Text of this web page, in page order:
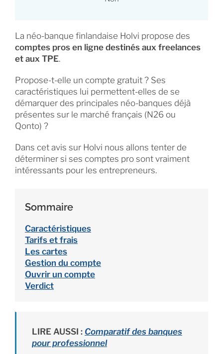
La néo-banque finlandaise Holvi propose des
comptes pros en ligne destinés aux freelances
et aux TPE.
Propose-t-elle un compte gratuit ? Ses
caractéristiques lui permettent-elles de se
démarquer des principales néo-banques déjà
présentes sur le marché français (N26 ou
Qonto) ?
Dans cet avis sur Holvi nous allons tenter de
déterminer si ses comptes pro sont vraiment
intéressants pour les entrepreneurs.
Sommaire
Caractéristiques
Tarifs et frais
Les cartes
Gestion du compte
Ouvrir un compte
Verdict
LIRE AUSSI : Comparatif des banques
pour professionnel